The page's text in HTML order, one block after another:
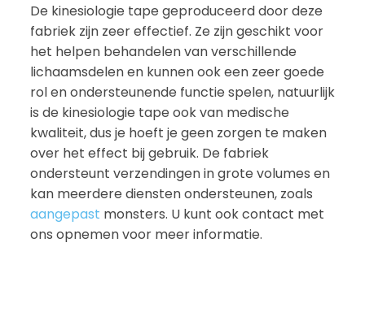
De kinesiologie tape geproduceerd door deze
fabriek zijn zeer effectief. Ze zijn geschikt voor
het helpen behandelen van verschillende
lichaamsdelen en kunnen ook een zeer goede
rol en ondersteunende functie spelen, natuurlijk
is de kinesiologie tape ook van medische
kwaliteit, dus je hoeft je geen zorgen te maken
over het effect bij gebruik. De fabriek
ondersteunt verzendingen in grote volumes en
kan meerdere diensten ondersteunen, zoals
aangepast monsters. U kunt ook contact met
ons opnemen voor meer informatie.